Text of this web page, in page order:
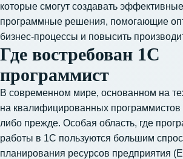
которые смогут создавать
программные решения, помогающие
бизнес-процессы и повысить
Где востребован 1С
программист
В современном мире, основанном на
на квалифицированных
либо прежде. Особая область, где
работы в 1С пользуются большим
планирования ресурсов предприятия